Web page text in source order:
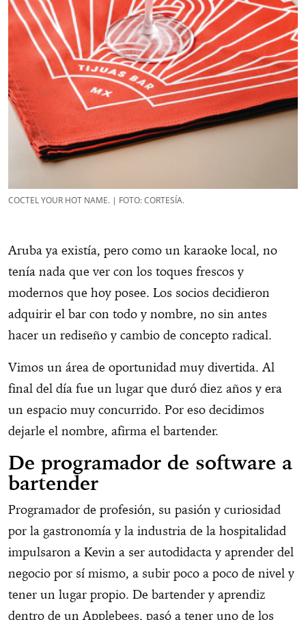
COCTEL YOUR HOT NAME. | FOTO: CORTESÍA.
Aruba ya existía, pero como un karaoke local, no
tenía nada que ver con los toques frescos y
modernos que hoy posee. Los socios decidieron
adquirir el bar con todo y nombre, no sin antes
hacer un rediseño y cambio de concepto radical.
Vimos un área de oportunidad muy divertida. Al
final del día fue un lugar que duró diez años y era
un espacio muy concurrido. Por eso decidimos
dejarle el nombre, afirma el bartender.
De programador de software a
bartender
Programador de profesión, su pasión y curiosidad
por la gastronomía y la industria de la hospitalidad
impulsaron a Kevin a ser autodidacta y aprender del
negocio por sí mismo, a subir poco a poco de nivel y
tener un lugar propio. De bartender y aprendiz
dentro de un Applebees, pasó a tener uno de los